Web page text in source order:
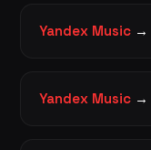
Yandex Music →
Yandex Music →